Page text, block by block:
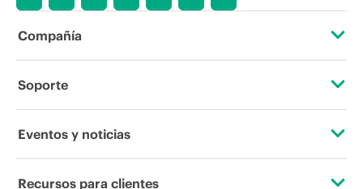
Compañía
Acerca de HPE
Soporte
Servicios de soporte operativo
Eventos y noticias
Eventos
Recursos para clientes